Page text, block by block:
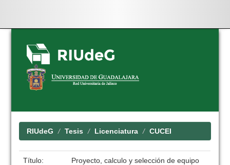
Skip
navigation
RIUdeG Tesis Licenciatura CUCEI
Título:
Proyecto, calculo y selección de equipo